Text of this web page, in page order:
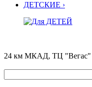
ДЕТСКИЕ ›
24 км МКАД, ТЦ "Вегас"